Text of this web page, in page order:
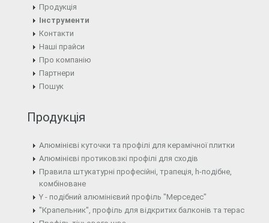
Продукція
Інструменти
Контакти
Наші прайси
Про компанію
Партнери
Пошук
Продукція
Алюмінієві куточки та профілі для керамічної плитки
Алюмінієві протиковзкі профілі для сходів
Правила штукатурні професійні, трапеція, h-подібне,
комбіноване
Y - подібний алюмінієвий профіль "Мерседес"
"Крапельник", профіль для відкритих балконів та терас